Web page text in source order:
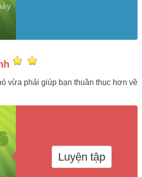
vừa phải giúp bạn thuần thục hơn về
Luyện tập